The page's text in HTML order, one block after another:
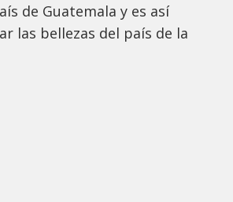
de Guatemala y es así
las bellezas del país de la